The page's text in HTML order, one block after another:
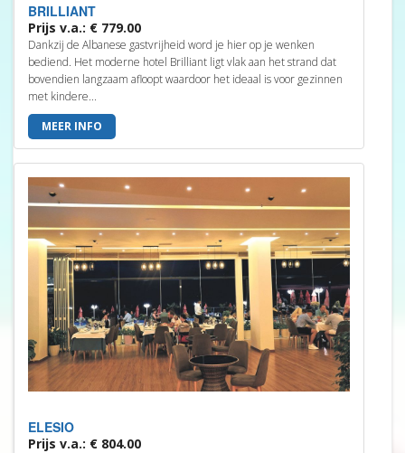
BRILLIANT
Prijs v.a.: € 779.00
Dankzij de Albanese gastvrijheid word je hier op je wenken
bediend. Het moderne hotel Brilliant ligt vlak aan het strand dat
bovendien langzaam afloopt waardoor het ideaal is voor gezinnen
met kindere...
MEER INFO
ELESIO
Prijs v.a.: € 804.00